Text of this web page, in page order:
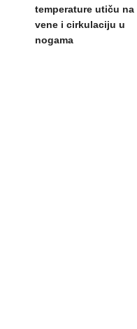
temperature utiču na
vene i cirkulaciju u
nogama